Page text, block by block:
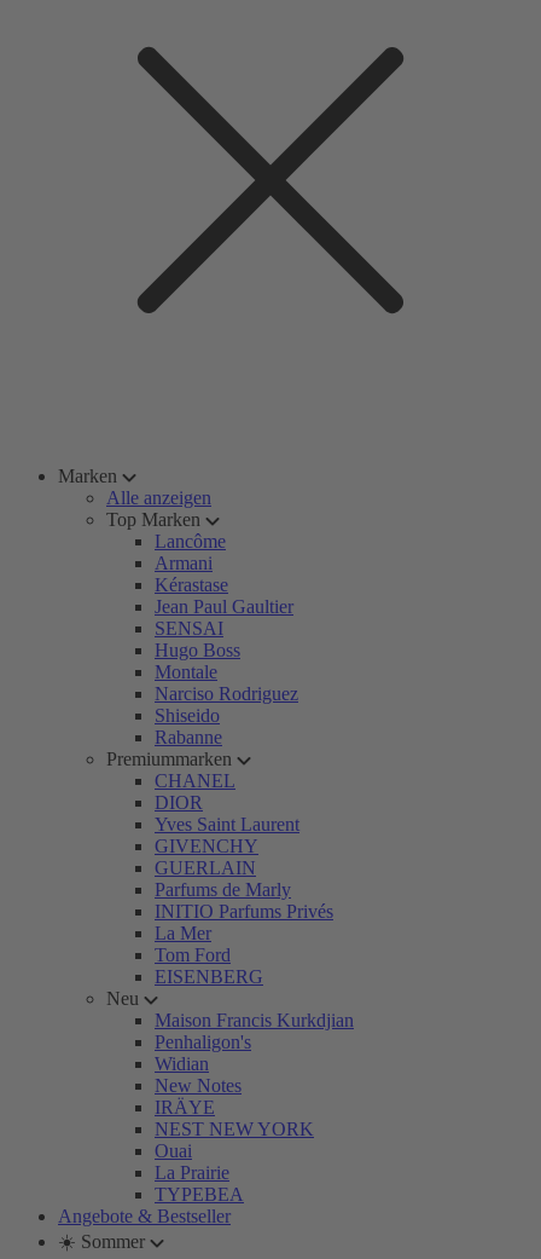
Marken
Alle anzeigen
Top Marken
Lancôme
Armani
Kérastase
Jean Paul Gaultier
SENSAI
Hugo Boss
Montale
Narciso Rodriguez
Shiseido
Rabanne
Premiummarken
CHANEL
DIOR
Yves Saint Laurent
GIVENCHY
GUERLAIN
Parfums de Marly
INITIO Parfums Privés
La Mer
Tom Ford
EISENBERG
Neu
Maison Francis Kurkdjian
Penhaligon's
Widian
New Notes
IRÄYE
NEST NEW YORK
Ouai
La Prairie
TYPEBEA
Angebote & Bestseller
☀️ Sommer